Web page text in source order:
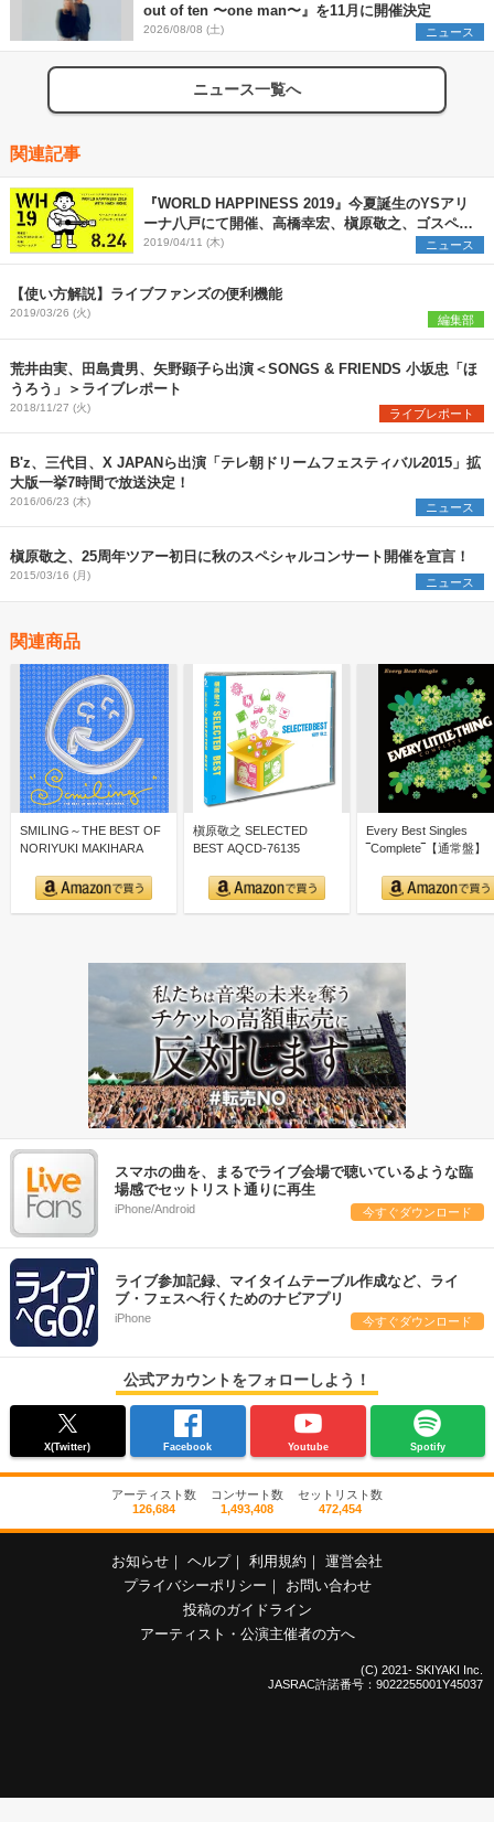
out of ten 〜one man〜』を11月に開催決定
2026/08/08 (土) ニュース
ニュース一覧へ
関連記事
『WORLD HAPPINESS 2019』今夏誕生のYSアリ
ーナ八戸にて開催、高橋幸宏、槇原敬之、ゴスペラ
ーズ第一弾出演者も発表
2019/04/11 (木) ニュース
【使い方解説】ライブファンズの便利機能
2019/03/26 (火) 編集部
荒井由実、田島貴男、矢野顕子ら出演＜SONGS & FRIENDS 小坂忠「ほ
うろう」＞ライブレポート
2018/11/27 (火) ライブレポート
B'z、三代目、X JAPANら出演「テレ朝ドリームフェスティバル2015」拡
大版一挙7時間で放送決定！
2016/06/23 (木) ニュース
槇原敬之、25周年ツアー初日に秋のスペシャルコンサート開催を宣言！
2015/03/16 (月) ニュース
関連商品
SMILING～THE BEST OF
NORIYUKI MAKIHARA
槇原敬之 SELECTED
BEST AQCD-76135
Every Best Singles
‾Complete‾【通常盤】
スマホの曲を、まるでライブ会場で聴いているような臨
場感でセットリスト通りに再生
iPhone/Android 今すぐダウンロード
ライブ参加記録、マイタイムテーブル作成など、ライ
ブ・フェスへ行くためのナビアプリ
iPhone 今すぐダウンロード
公式アカウントをフォローしよう！
X(Twitter) Facebook Youtube Spotify
アーティスト数
126,684
コンサート数
1,493,408
セットリスト数
472,454
お知らせ ヘルプ 利用規約
運営会社
プライバシーポリシー
お問い合わせ
投稿のガイドライン
アーティスト・公演主催者の方へ
(C) 2021- SKIYAKI Inc.
JASRAC許諾番号：9022255001Y45037